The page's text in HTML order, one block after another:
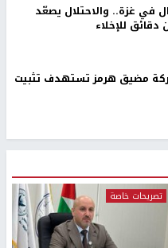
في غزة.. والاحتلال يصعّد
دقائق للإخلاء
مضيق هرمز تستهدف تثبيت
تصريحات خاصة